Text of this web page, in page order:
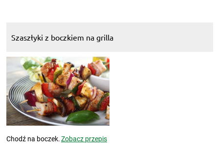
Szaszłyki z boczkiem na grilla
Chodź na boczek.Zobacz przepis